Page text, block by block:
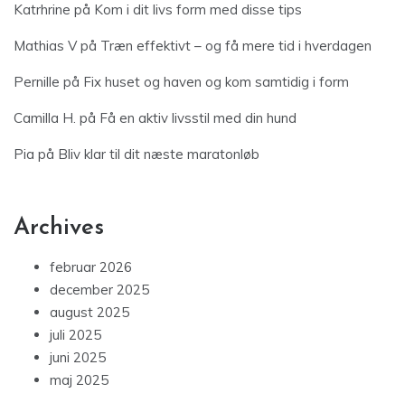
Katrhrine på Kom i dit livs form med disse tips
Mathias Vpå Træn effektivt – og få mere tid i hverdagen
Pernille på Fix huset og haven og kom samtidig i form
Camilla H. på Få en aktiv livsstil med din hund
Pia på Bliv klar til dit næste maratonløb
Archives
februar 2026
december 2025
august 2025
juli 2025
juni 2025
maj 2025